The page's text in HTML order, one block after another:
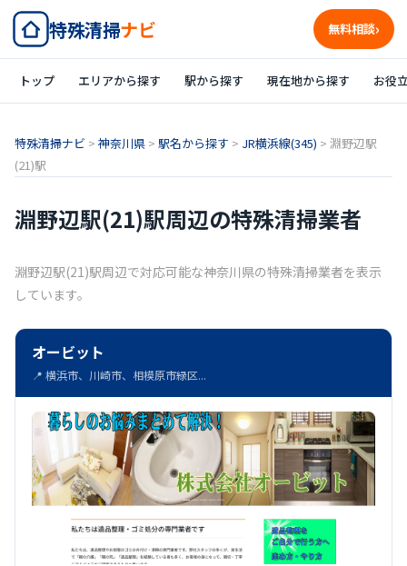
特殊清掃ナビ 無料相談
トップ エリアから探す 駅から探す 現在地から探す お役
特殊清掃ナビ > 神奈川県 > 駅名から探す > JR横浜線(345) > 淵野辺駅
(21)駅
淵野辺駅(21)駅周辺の特殊清掃業者
淵野辺駅(21)駅周辺で対応可能な神奈川県の特殊清掃業者を表示
しています。
オービット
📍 横浜市、川崎市、相模原市緑区...